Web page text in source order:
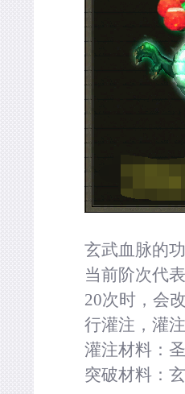
玄武血脉的
当前阶次代
20次时，会
行灌注，灌
灌注材料：
突破材料：